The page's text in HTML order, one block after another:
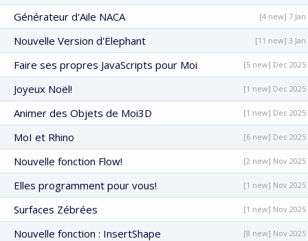
Générateur d'Aile NACA [4 new] 7 Jan
Nouvelle Version d'Elephant [11 new] 3 Jan
Faire ses propres JavaScripts pour Moi [5 new] Dec 2025
Joyeux Noël! [1 new] Dec 2025
Animer des Objets de Moi3D [1 new] Dec 2025
MoI et Rhino [6 new] Dec 2025
Nouvelle fonction Flow! [2 new] Nov 2025
Elles programment pour vous! [1 new] Nov 2025
Surfaces Zébrées [1 new] Nov 2025
Nouvelle fonction : InsertShape [8 new] Nov 2025